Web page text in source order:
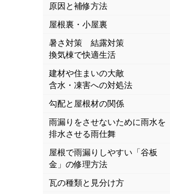
原因と補修方法
屋根裏・小屋裏
暑さ対策 結露対策
換気棟で快適生活
建材や住まいの大敵
含水・凍害への対処法
勾配と屋根材の関係
雨漏りをさせないために雨水を
排水させる雨仕舞
屋根で雨漏りしやすい「谷板
金」の修理方法
瓦の種類と見分け方